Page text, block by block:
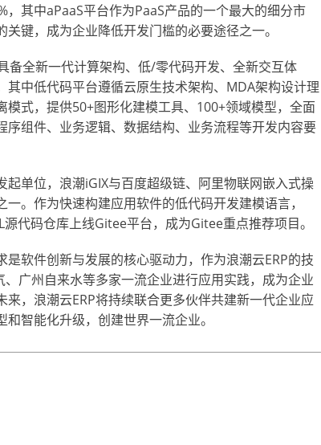
其中aPaaS平台作为PaaS产品的一个最大的细分市
键，成为企业降低开发门槛的必要途径之一。
备全新一代计算架构、低/零代码开发、全新交互体
中低代码平台遵循云原生技术架构、MDA架构设计理
式，提供50+图形化建模工具、100+领域模型，全面
组件、业务逻辑、数据结构、业务流程等开发内容要
单位，浪潮iGIX与百度超级链、阿里物联网嵌入式操
。作为快速构建应用软件的低代码开发建模语言，
代码仓库上线Gitee平台，成为Gitee重点推荐项目。
软件创新与发展的核心驱动力，作为浪潮云ERP的技
广州自来水等多家一流企业进行应用实践，成为企业
，浪潮云ERP将持续联合更多伙伴共建新一代企业应
智能化升级，创建世界一流企业。